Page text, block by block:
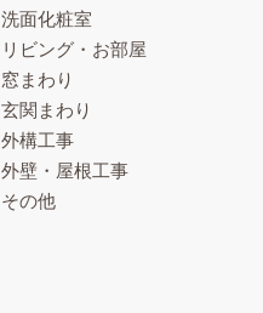
洗面化粧室
リビング・お部屋
窓まわり
玄関まわり
外構工事
外壁・屋根工事
その他